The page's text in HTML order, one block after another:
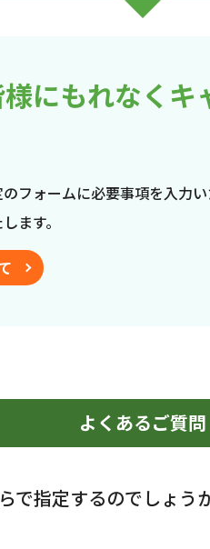
にもれなくキ
フォームに必要事項を入力
ます。
よくあるご質問
で指定するのでしょう